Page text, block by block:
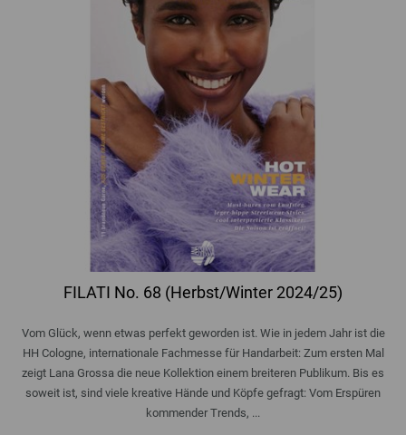
FILATI No. 68 (Herbst/Winter 2024/25)
Vom Glück, wenn etwas perfekt geworden ist. Wie in jedem Jahr ist die
HH Cologne, internationale Fachmesse für Handarbeit: Zum ersten Mal
zeigt Lana Grossa die neue Kollektion einem breiteren Publikum. Bis es
soweit ist, sind viele kreative Hände und Köpfe gefragt: Vom Erspüren
kommender Trends, ...